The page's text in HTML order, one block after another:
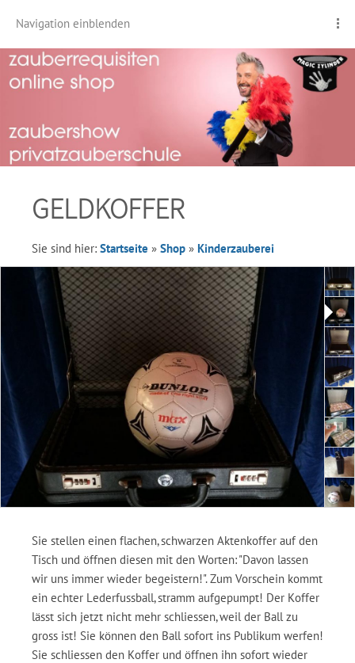
Navigation einblenden
GELDKOFFER
Sie sind hier: Startseite » Shop » Kinderzauberei
Sie stellen einen flachen, schwarzen Aktenkoffer auf den
Tisch und öffnen diesen mit den Worten: "Davon lassen
wir uns immer wieder begeistern!". Zum Vorschein kommt
ein echter Lederfussball, stramm aufgepumpt! Der Koffer
lässt sich jetzt nicht mehr schliessen, weil der Ball zu
gross ist! Sie können den Ball sofort ins Publikum werfen!
Sie schliessen den Koffer und öffnen ihn sofort wieder